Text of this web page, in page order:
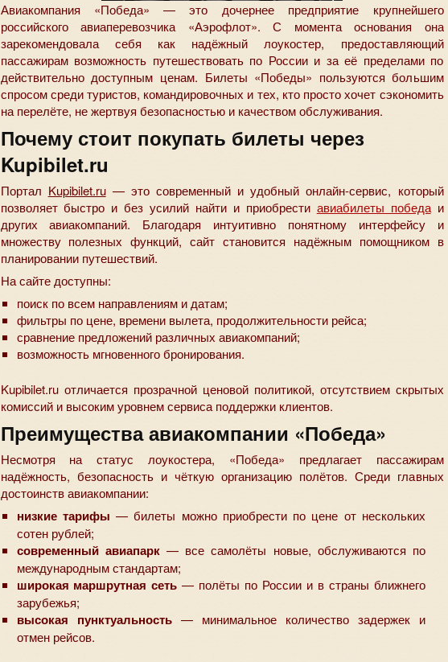
Авиакомпания «Победа» — это дочернее предприятие крупнейшего
российского авиаперевозчика «Аэрофлот». С момента основания она
зарекомендовала себя как надёжный лоукостер, предоставляющий
пассажирам возможность путешествовать по России и за её пределами по
действительно доступным ценам. Билеты «Победы» пользуются большим
спросом среди туристов, командировочных и тех, кто просто хочет сэкономить
на перелёте, не жертвуя безопасностью и качеством обслуживания.
Почему стоит покупать билеты через
Kupibilet.ru
Портал Kupibilet.ru— это современный и удобный онлайн-сервис, который
позволяет быстро и без усилий найти и приобрести авиабилеты победаи
других авиакомпаний. Благодаря интуитивно понятному интерфейсу и
множеству полезных функций, сайт становится надёжным помощником в
планировании путешествий.
На сайте доступны:
поиск по всем направлениям и датам;
фильтры по цене, времени вылета, продолжительности рейса;
сравнение предложений различных авиакомпаний;
возможность мгновенного бронирования.
Kupibilet.ru отличается прозрачной ценовой политикой, отсутствием скрытых
комиссий и высоким уровнем сервиса поддержки клиентов.
Преимущества авиакомпании «Победа»
Несмотря на статус лоукостера, «Победа» предлагает пассажирам
надёжность, безопасность и чёткую организацию полётов. Среди главных
достоинств авиакомпании:
низкие тарифы — билеты можно приобрести по цене от нескольких
сотен рублей;
современный авиапарк— все самолёты новые, обслуживаются по
международным стандартам;
широкая маршрутная сеть — полёты по России и в страны ближнего
зарубежья;
высокая пунктуальность— минимальное количество задержек и
отмен рейсов.